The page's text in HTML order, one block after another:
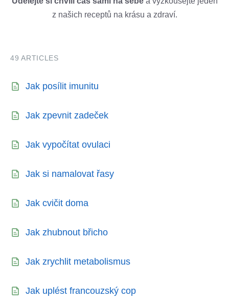
z našich receptů na krásu a zdraví.
49 ARTICLES
Jak posílit imunitu
Jak zpevnit zadeček
Jak vypočítat ovulaci
Jak si namalovat řasy
Jak cvičit doma
Jak zhubnout břicho
Jak zrychlit metabolismus
Jak uplést francouzský cop